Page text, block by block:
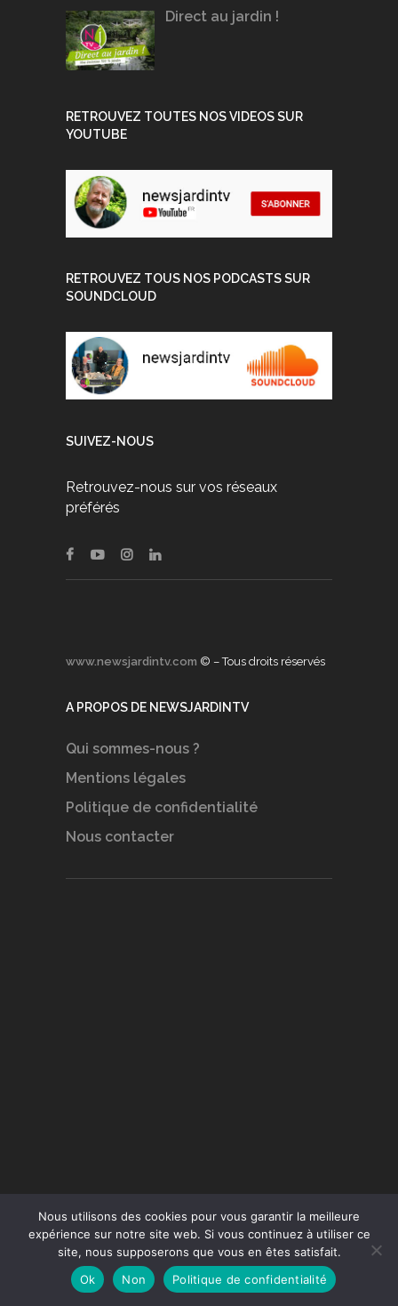
Direct au jardin !
RETROUVEZ TOUTES NOS VIDEOS SUR
YOUTUBE
RETROUVEZ TOUS NOS PODCASTS SUR
SOUNDCLOUD
SUIVEZ-NOUS
Retrouvez-nous sur vos réseaux
préférés
www.newsjardintv.com © – Tous droits réservés
A PROPOS DE NEWSJARDINTV
Qui sommes-nous ?
Mentions légales
Politique de confidentialité
Nous contacter
Conception du site :Agence Jus de Citron
Nous utilisons des cookies pour vous garantir la meilleure
expérience sur notre site web. Si vous continuez à utiliser ce
site, nous supposerons que vous en êtes satisfait.
Ok
Non Politique de confidentialité